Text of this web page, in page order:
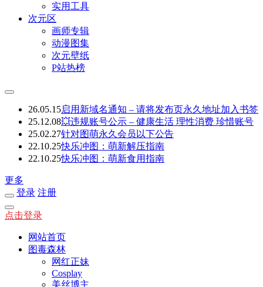
实用工具
次元区
画师专辑
动漫图集
次元壁纸
P站热榜
26.05.15启用新域名通知 – 请将发布页永久地址加入书签
25.12.08💥违规账号公示 – 健康生活 理性消费 珍惜账号
25.02.27针对图萌永久会员以下公告
22.10.25快乐冲图：萌新解压指南
22.10.25快乐冲图：萌新食用指南
更多
登录 注册
点击登录
网站首页
图毒森林
网红正妹
Cosplay
美丝博主